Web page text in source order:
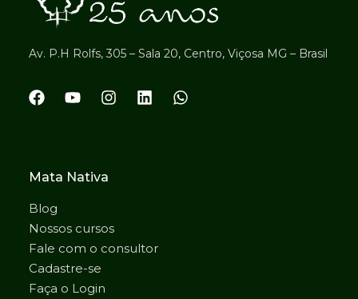
Av. P.H Rolfs, 305 – Sala 20, Centro, Viçosa MG – Brasil
Mata Nativa
Blog
Nossos cursos
Fale com o consultor
Cadastre-se
Faça o Login